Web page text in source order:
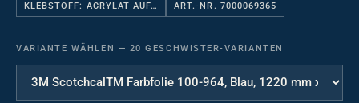
KLEBSTOFF: ACRYLAT AUF… ART.-NR. 7000069365
VARIANTE WÄHLEN — 20 GESCHWISTER-VARIANTEN